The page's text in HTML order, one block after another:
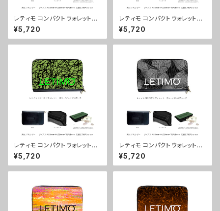
レティモ コンパクトウォレット
カラー/プロポーズパープル ■
配送まで3週間
¥5,720
レティモ コンパクトウォレット
カラー/リーフスグリーン ■配
送まで3週間
¥5,720
レティモ コンパクトウォレット
カラー/ブレインズカーキ ■配
送まで3週間
¥5,720
レティモ コンパクトウォレット
カラー/センスブラック ■配送
まで3週間
¥5,720